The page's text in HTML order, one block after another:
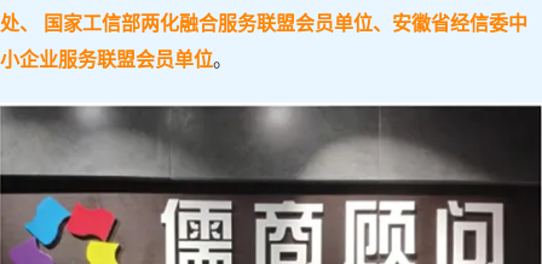
处、 国家工信部两化融合服务联盟会员单位、安徽省经信委中
小企业服务联盟会员单位。